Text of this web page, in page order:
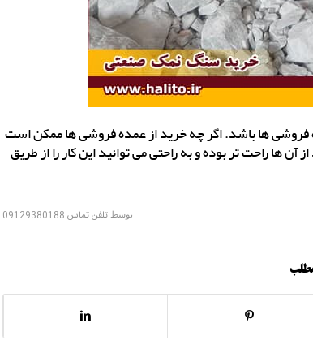
فروشی ها باشد. اگر چه خرید از عمده فروشی ها ممکن است
ها راحت تر بوده و به راحتی می توانید این کار را از طریق
توسط تلفن تماس 09129380188